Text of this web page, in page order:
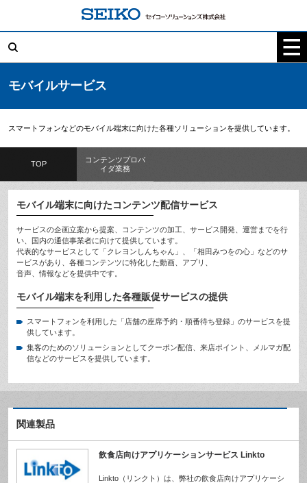
索:
モバイルサービス
スマートフォンなどのモバイル端末に向けた各種ソリューションを提供しています。
TOP
コンテンツプロバ
イダ業務
モバイル端末に向けたコンテンツ配信サービス
サービスの企画立案から提案、コンテンツの加工、サービス開発、運営までを行
い、国内の通信事業者に向けて提供しています。
代表的なサービスとして「クレヨンしんちゃん」、「相田みつをの心」などのサ
ービスがあり、各種コンテンツに特化した動画、アプリ、
音声、情報などを提供中です。
モバイル端末を利用した各種販促サービスの提供
スマートフォンを利用した「店舗の座席予約・順番待ち登録」のサービスを提
供しています。
集客のためのソリューションとしてクーポン配信、来店ポイント、メルマガ配
信などのサービスを提供しています。
関連製品
飲食店向けアプリケーションサービス Linkto
Linkto（リンクト）は、弊社の飲食店向けアプリケーシ